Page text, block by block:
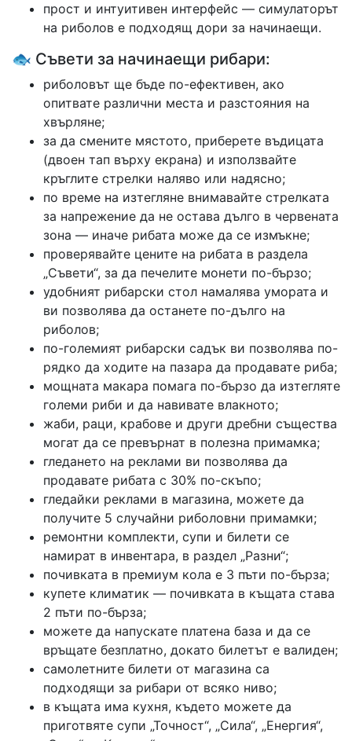
прост и интуитивен интерфейс — симулаторът
на риболов е подходящ дори за начинаещи.
🐟 Съвети за начинаещи рибари:
риболовът ще бъде по-ефективен, ако
опитвате различни места и разстояния на
хвърляне;
за да смените мястото, приберете въдицата
(двоен тап върху екрана) и използвайте
кръглите стрелки наляво или надясно;
по време на изтегляне внимавайте стрелката
за напрежение да не остава дълго в червената
зона — иначе рибата може да се измъкне;
проверявайте цените на рибата в раздела
„Съвети“, за да печелите монети по-бързо;
удобният рибарски стол намалява умората и
ви позволява да останете по-дълго на
риболов;
по-големият рибарски садък ви позволява по-
рядко да ходите на пазара да продавате риба;
мощната макара помага по-бързо да изтегляте
големи риби и да навивате влакното;
жаби, раци, крабове и други дребни същества
могат да се превърнат в полезна примамка;
гледането на реклами ви позволява да
продавате рибата с 30% по-скъпо;
гледайки реклами в магазина, можете да
получите 5 случайни риболовни примамки;
ремонтни комплекти, супи и билети се
намират в инвентара, в раздел „Разни“;
почивката в премиум кола е 3 пъти по-бърза;
купете климатик — почивката в къщата става
2 пъти по-бърза;
можете да напускате платена база и да се
връщате безплатно, докато билетът е валиден;
самолетните билети от магазина са
подходящи за рибари от всяко ниво;
в къщата има кухня, където можете да
приготвяте супи „Точност“, „Сила“, „Енергия“,